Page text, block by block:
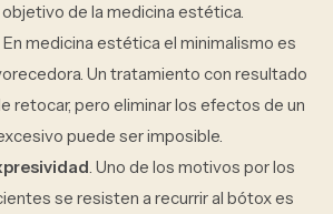
de la medicina estética.
En medicina estética el minimalismo es
Un tratamiento con resultado
retocar, pero eliminar los efectos de un
puede ser imposible.
. Uno de los motivos por los
se resisten a recurrir al bótox es